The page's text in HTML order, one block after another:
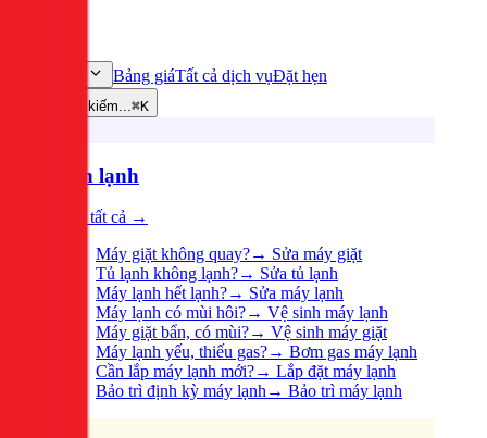
Bảng giáTất cả dịch vụĐặt hẹn
Tìm kiếm...⌘K
Điện lạnh
Xem tất cả →
Máy giặt không quay?→ Sửa máy giặt
Tủ lạnh không lạnh?→ Sửa tủ lạnh
Máy lạnh hết lạnh?→ Sửa máy lạnh
Máy lạnh có mùi hôi?→ Vệ sinh máy lạnh
Máy giặt bẩn, có mùi?→ Vệ sinh máy giặt
Máy lạnh yếu, thiếu gas?→ Bơm gas máy lạnh
Cần lắp máy lạnh mới?→ Lắp đặt máy lạnh
Bảo trì định kỳ máy lạnh→ Bảo trì máy lạnh